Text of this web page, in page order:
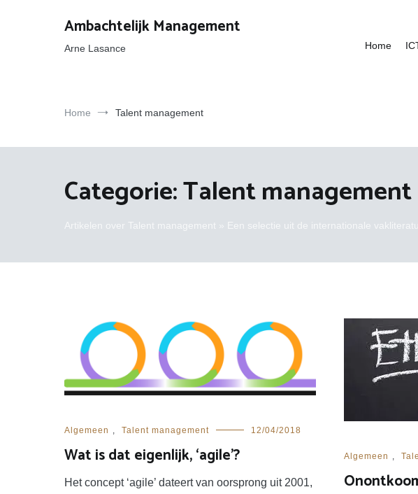
Ambachtelijk Management
Arne Lasance Home
Home Talent management
Categorie:Talent management
Artikelen over Talent management » Een selectie uit de internationale
Algemeen Talent management 12/04/2018
Wat is dat eigenlijk, ‘agile’?
Het concept ‘agile’ dateert van oorsprong uit 2001,
Algemeen ,